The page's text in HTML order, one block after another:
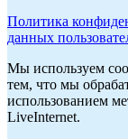
Политика
данных
Мы используем
тем, что мы
использованием
LiveInternet.